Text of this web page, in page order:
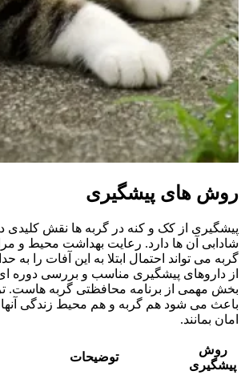
روش‌ های پیشگیری
پیشگیری از کک و کنه در گربه‌ ها نقش
شادابی آن‌ ها دارد. رعایت بهداشت محیط و
گربه می‌ تواند احتمال ابتلا به این آفات را به
از داروهای پیشگیری مناسب و بررسی دوره‌
بخش مهمی از برنامه محافظتی گربه‌ هاست.
باعث می‌ شود هم گربه و هم محیط زندگی
امان بمانند.
روش
پیشگیری
توضیحات